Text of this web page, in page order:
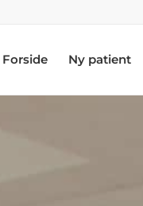
Forside Ny patient